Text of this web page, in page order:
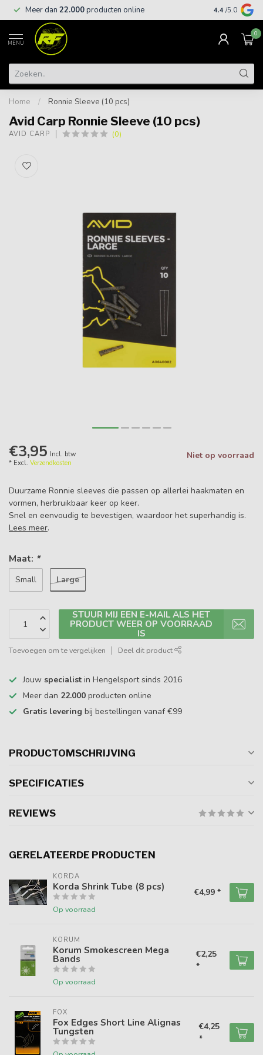
Meer dan 22.000producten online Gratis
4.4 /5.0
MENU
0
Home / Ronnie Sleeve (10 pcs)
Avid Carp Ronnie Sleeve (10 pcs)
AVID CARP (0)
€3,95 Incl. btw
* Excl. Verzendkosten
Niet op voorraad
Duurzame Ronnie sleeves die passen op allerlei haakmaten en
vormen, herbruikbaar keer op keer.
Snel en eenvoudig te bevestigen, waardoor het superhandig is.
Lees meer.
Maat: *
Small Large
STUUR MIJ EEN E-MAIL ALS HET
PRODUCT WEER OP VOORRAAD
IS
Toevoegen om te vergelijken Deel dit product
Jouw specialist in Hengelsport sinds 2016
Meer dan 22.000 producten online
Gratis levering bij bestellingen vanaf €99
PRODUCTOMSCHRIJVING
SPECIFICATIES
REVIEWS
GERELATEERDE PRODUCTEN
KORDA
Korda Shrink Tube (8 pcs)
Op voorraad
€4,99 *
KORUM
Korum Smokescreen Mega
Bands
Op voorraad
€2,25
*
FOX
Fox Edges Short Line Alignas
Tungsten
€4,25
*